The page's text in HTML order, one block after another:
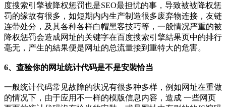
度搜索引擎被降权惩罚也是SEO最担忧的事，导致被被降权惩
罚的缘故有很多，如短期内内生产制造很多废弃物连接，友链
连带处分，及其各种各样白帽黑客技巧等，一般情况严重的被
降权惩罚会造成网址的关键字在百度搜索引擎結果页中的排行
毫无，产生的結果便是网址的总流量接到重特大的危害。
6、查验你的网址统计代码是不是安裝恰当
一般统计代码常见故障的状况有很多种多样，例如网址在重做
的情况下，由于应用不一样的模版信息内容，造成 一些网页